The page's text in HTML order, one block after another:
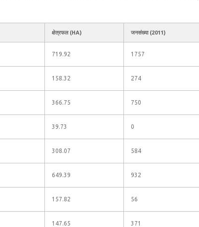
क्षेत्रफल (HA) जनसंख्या (2011)
719.92 1757
158.32 274
366.75 750
39.73 0
308.07 584
649.39 932
157.82 56
147.65 371